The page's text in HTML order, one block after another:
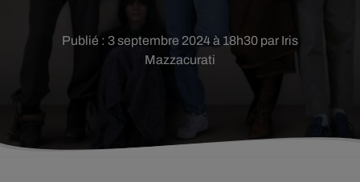
Publié : 3 septembre 2024 à 18h30 par Iris
Mazzacurati